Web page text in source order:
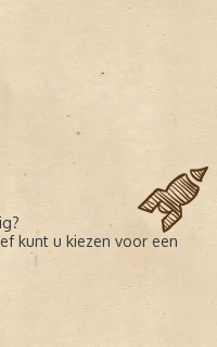
kunt u kiezen voor een